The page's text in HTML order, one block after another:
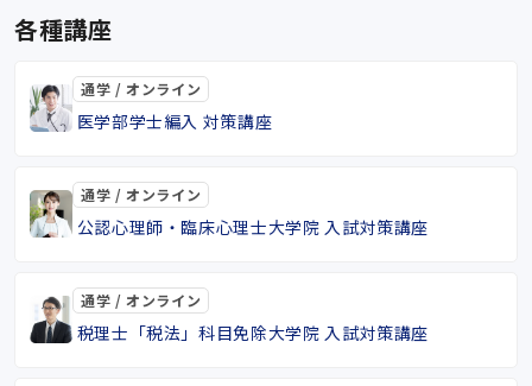
各種講座
通学 / オンライン
医学部学士編入 対策講座
通学 / オンライン
公認心理師・臨床心理士大学院 入試対策講座
通学 / オンライン
税理士「税法」科目免除大学院 入試対策講座